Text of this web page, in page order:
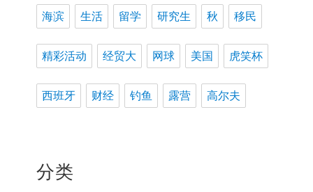
海滨 生活 留学 研究生 秋 移民
精彩活动 经贸大 网球 美国 虎笑杯
西班牙 财经 钓鱼 露营 高尔夫
分类